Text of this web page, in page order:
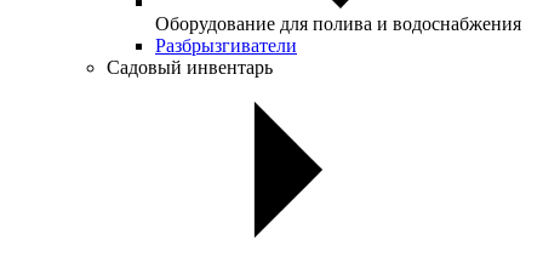
Оборудование для полива и водоснабжения
Разбрызгиватели
Садовый инвентарь